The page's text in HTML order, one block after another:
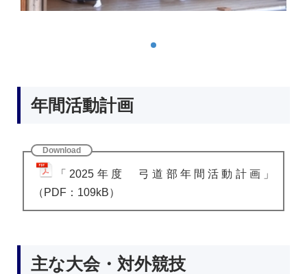
年間活動計画
「2025年度 弓道部年間活動計画」
（PDF：109kB）
主な大会・対外競技